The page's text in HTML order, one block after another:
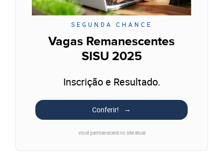
SEGUNDA CHANCE
Vagas Remanescentes
SISU 2025
Inscrição e Resultado.
Conferir!
Você permanecerá no site atual